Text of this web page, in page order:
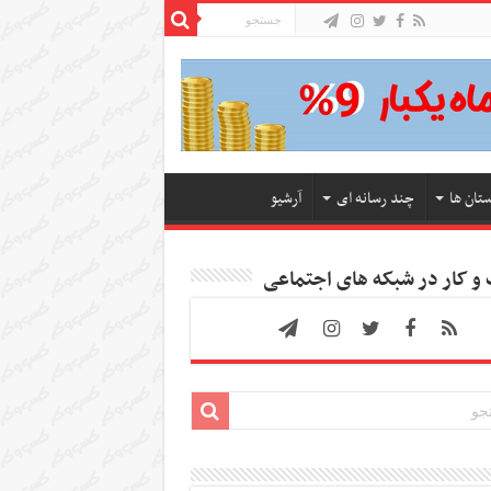
ها چند رسانه ای آرشیو
کار در شبکه های اجتماعی